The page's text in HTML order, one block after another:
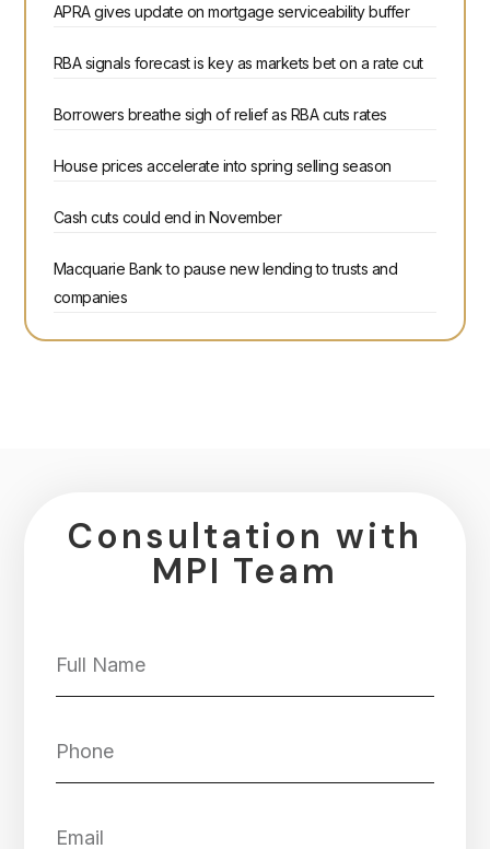
APRA gives update on mortgage serviceability buffer
RBA signals forecast is key as markets bet on a rate cut
Borrowers breathe sigh of relief as RBA cuts rates
House prices accelerate into spring selling season
Cash cuts could end in November
Macquarie Bank to pause new lending to trusts and
companies
Consultation with
MPI Team